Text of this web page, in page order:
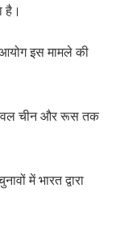
है।
इस मामले की
केवल चीन और रूस तक
में भारत द्वारा